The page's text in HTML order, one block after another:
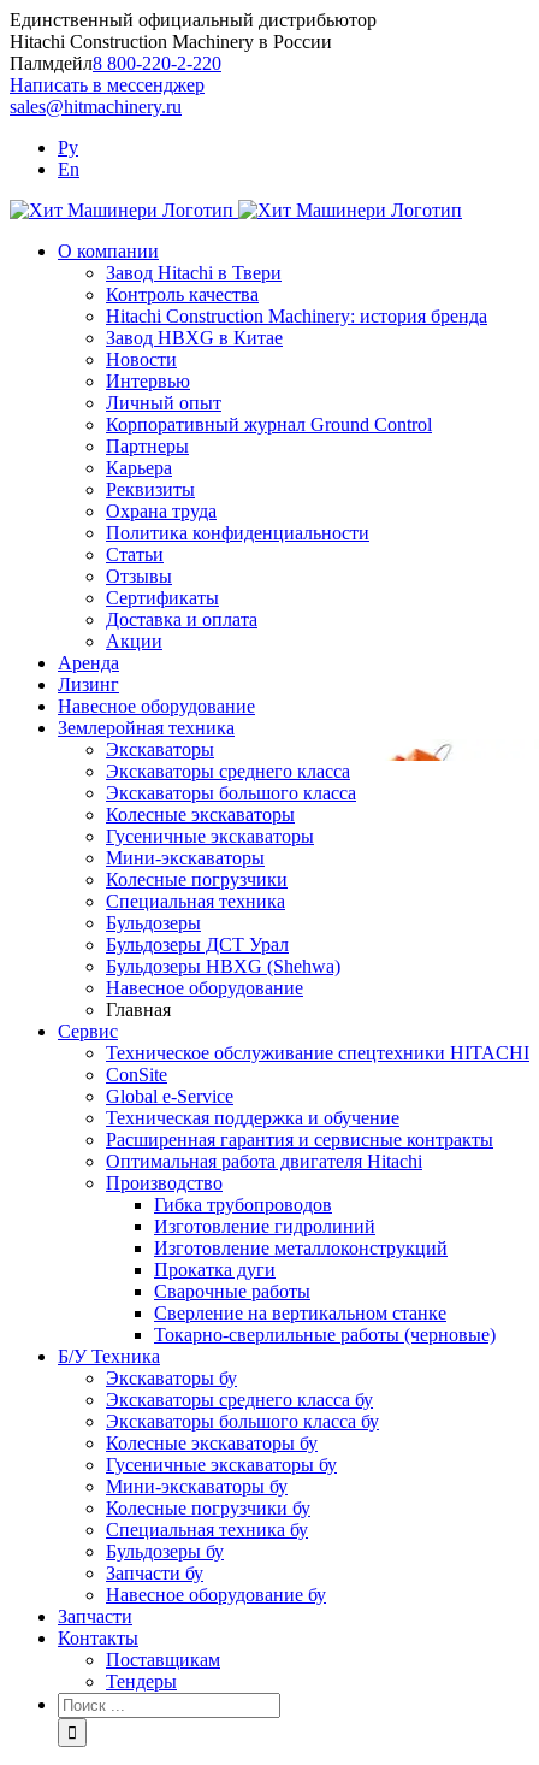
Skip
to
content
Единственный официальный дистрибьютор
Hitachi Construction Machinery в России
Палмдейл8 800-220-2-220
Написать в мессенджер
sales@hitmachinery.ru
Ру
En
О компании
Завод Hitachi в Твери
Контроль качества
Hitachi Construction Machinery: история бренда
Завод HBXG в Китае
Новости
Интервью
Личный опыт
Корпоративный журнал Ground Control
Партнеры
Карьера
Реквизиты
Охрана труда
Политика конфиденциальности
Статьи
Отзывы
Сертификаты
Доставка и оплата
Акции
Аренда
Лизинг
Навесное оборудование
Землеройная техника
Экскаваторы
Экскаваторы среднего класса
Экскаваторы большого класса
Колесные экскаваторы
Гусеничные экскаваторы
Мини-экскаваторы
Колесные погрузчики
Специальная техника
Бульдозеры
Бульдозеры ДСТ Урал
Бульдозеры HBXG (Shehwa)
Навесное оборудование
Главная
Сервис
Техническое обслуживание спецтехники HITACHI
ConSite
Global e-Service
Техническая поддержка и обучение
Расширенная гарантия и сервисные контракты
Оптимальная работа двигателя Hitachi
Производство
Гибка трубопроводов
Изготовление гидролиний
Изготовление металлоконструкций
Прокатка дуги
Сварочные работы
Сверление на вертикальном станке
Токарно-сверлильные работы (черновые)
Б/У Техника
Экскаваторы бу
Экскаваторы среднего класса бу
Экскаваторы большого класса бу
Колесные экскаваторы бу
Гусеничные экскаваторы бу
Мини-экскаваторы бу
Колесные погрузчики бу
Специальная техника бу
Бульдозеры бу
Запчасти бу
Навесное оборудование бу
Запчасти
Контакты
Поставщикам
Тендеры
Результат
поиска: